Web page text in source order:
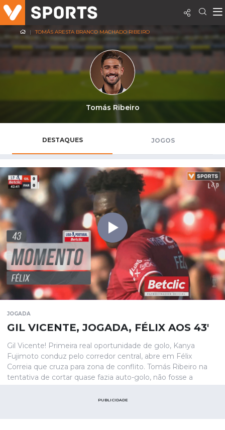
TOMÁS ARESTA BRANCO MACHADO RIBEIRO
Tomás Ribeiro
DESTAQUES JOGOS
JOGADA
GIL VICENTE, JOGADA, FÉLIX AOS 43'
Gil Vicente! Primeira real oportunidade de golo, Kanya
Fujimoto conduz pelo corredor central, abre em Félix
Correia que cruza para zona de conflito. Tomás Ribeiro na
tentativa de cortar quase fazia auto-golo, não fosse a
PUBLICIDADE